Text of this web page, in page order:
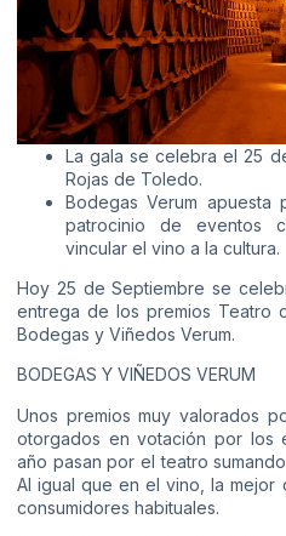
La gala se celebra el 25
Rojas de Toledo.
Bodegas Verum
patrocinio de eventos
vincular el vino a la cultura.
Hoy 25 de Septiembre se
entrega de los premios Teatro
Bodegas y Viñedos Verum.
BODEGAS Y VIÑEDOS VERUM
Unos premios muy valorados
otorgados en votación por los
año pasan por el teatro
Al igual que en el vino, la mejor
consumidores habituales.